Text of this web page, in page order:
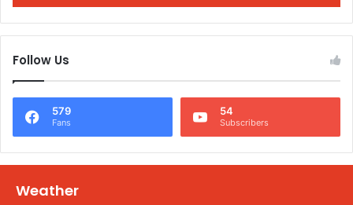
Follow Us
579
Fans
54
Subscribers
Weather